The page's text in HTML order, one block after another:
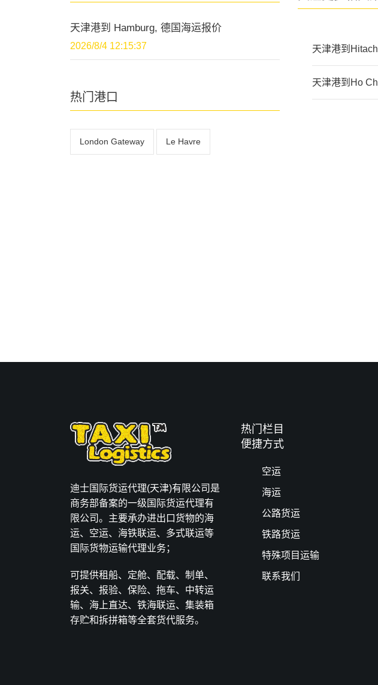
天津港到 Hamburg, 德国海运报价
2026/8/4 12:15:37
热门港口
London Gateway Le Havre
天津港到
天津港到Ho
迪士国际货运代理(天津)有限公司是
商务部备案的一级国际货运代理有
限公司。主要承办进出口货物的海
运、空运、海铁联运、多式联运等
国际货物运输代理业务；
可提供租船、定舱、配载、制单、
报关、报验、保险、拖车、中转运
输、海上直达、铁海联运、集装箱
存贮和拆拼箱等全套货代服务。
热门栏目
便捷方式
空运
海运
公路货运
铁路货运
特殊项目运输
联系我们